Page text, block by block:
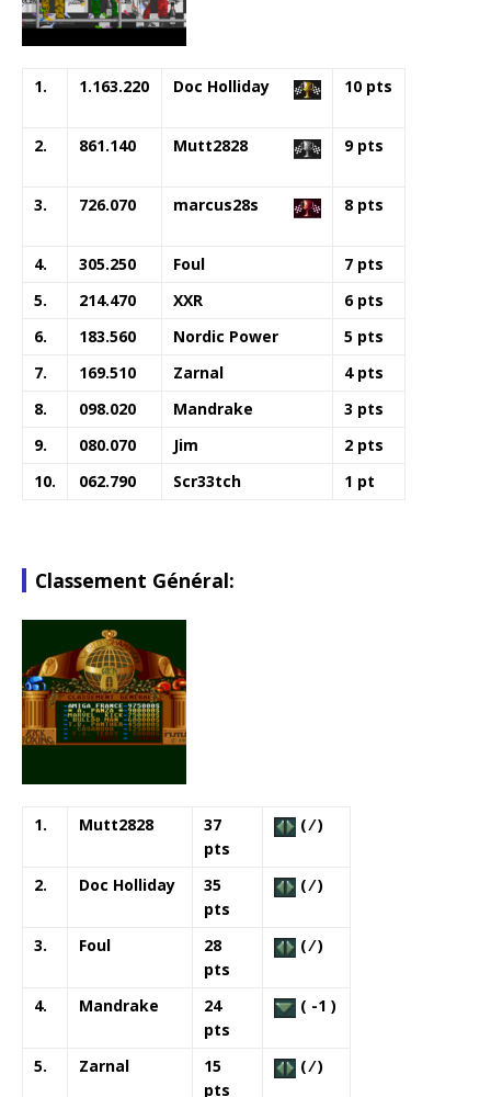
1. 1.163.220 Doc Holliday 10 pts
2. 861.140 Mutt2828 9 pts
3. 726.070 marcus28s 8 pts
4. 305.250 Foul
7 pts
5.
214.470 XXR
6 pts
6.
183.560 Nordic Power
5 pts
7.
169.510 Zarnal
4 pts
8.
098.020 Mandrake
3 pts
9.
080.070 Jim
2 pts
10.
062.790 Scr33tch 1 pt
Classement Général:
1. Mutt2828
37
pts
( ⁄ )
2. Doc Holliday
35
pts
( ⁄ )
3. Foul
28
pts
( ⁄ )
4. Mandrake
24
pts
( -1 )
5. Zarnal
15
pts
( ⁄ )